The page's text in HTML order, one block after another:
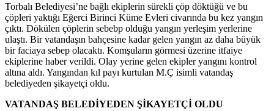
Torbalı Belediyesi’ne bağlı ekiplerin sürekli çöp döktüğü ve bu
çöpleri yaktığı Eğerci Birinci Küme Evleri civarında bu kez yangın
çıktı. Dökülen çöplerin sebebp olduğu yangın yerleşim yerlerine
ulaştı. Bir vatandaşın bahçesine kadar gelen yangın az daha büyük
bir faciaya sebep olacaktı. Komşuların görmesi üzerine itfaiye
ekiplerine haber verildi. Olay yerine gelen ekipler yangını kontrol
altına aldı. Yangından kıl payı kurtulan M.Ç isimli vatandaş
belediyeden şikayetçi oldu.
VATANDAŞ BELEDİYEDEN ŞİKAYETÇİ OLDU